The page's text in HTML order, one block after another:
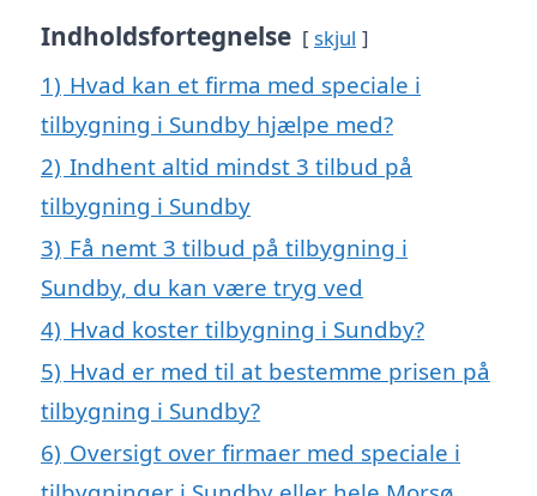
Indholdsfortegnelse skjul
1) Hvad kan et firma med speciale i
tilbygning i Sundby hjælpe med?
2) Indhent altid mindst 3 tilbud på
tilbygning i Sundby
3) Få nemt 3 tilbud på tilbygning i
Sundby, du kan være tryg ved
4) Hvad koster tilbygning i Sundby?
5) Hvad er med til at bestemme prisen på
tilbygning i Sundby?
6) Oversigt over firmaer med speciale i